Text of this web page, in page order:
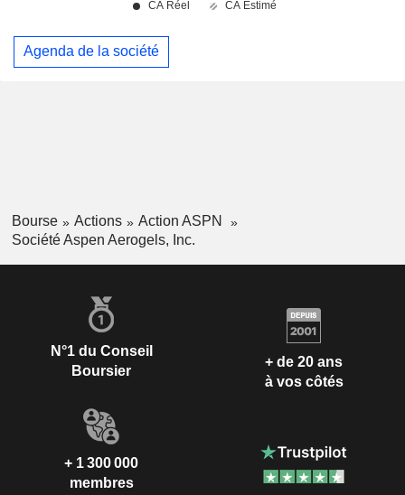
Agenda de la société
Bourse Actions
Action ASPN
Société Aspen Aerogels, Inc.
N°1 du Conseil
Boursier
+ de 20 ans
à vos côtés
+ 1 300 000
membres